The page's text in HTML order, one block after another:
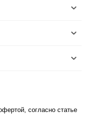
согласно статье